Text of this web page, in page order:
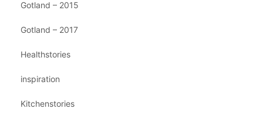
Gotland – 2015
Gotland – 2017
Healthstories
inspiration
Kitchenstories